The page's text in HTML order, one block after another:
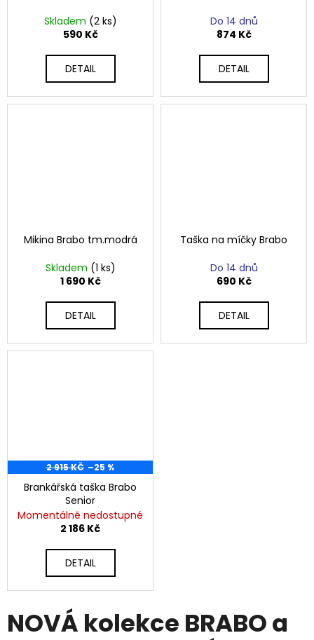
Skladem (2 ks)
590 Kč
DETAIL
Do 14 dnů
874 Kč
DETAIL
Mikina Brabo tm.modrá
Skladem (1 ks)
1 690 Kč
DETAIL
Taška na míčky Brabo
Do 14 dnů
690 Kč
DETAIL
2 915 KČ –25 %
Brankářská taška Brabo
Senior
Momentálně nedostupné
2 186 Kč
DETAIL
NOVÁ kolekce BRABO a